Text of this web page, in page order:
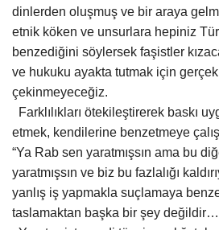
dinlerden oluşmuş ve bir araya
etnik köken ve unsurlara hepiniz
benzediğini söylersek faşistler
ve hukuku ayakta tutmak için
çekinmeyeceğiz.
Farklılıkları ötekileştirerek baskı
etmek, kendilerine benzetmeye
“Ya Rab sen yaratmışsın ama bu
yaratmışsın ve biz bu fazlalığı
yanlış iş yapmakla suçlamaya
taslamaktan başka bir şey değildir…